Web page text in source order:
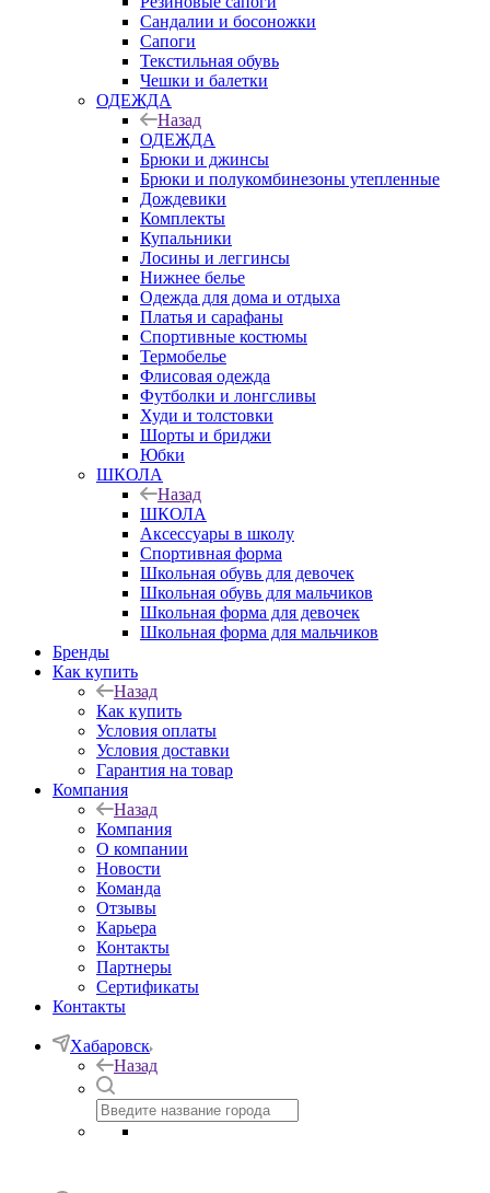
Сандалии и босоножки
Сапоги
Текстильная обувь
Чешки и балетки
ОДЕЖДА
Назад
ОДЕЖДА
Брюки и джинсы
Брюки и полукомбинезоны утепленные
Дождевики
Комплекты
Купальники
Лосины и леггинсы
Нижнее белье
Одежда для дома и отдыха
Платья и сарафаны
Спортивные костюмы
Термобелье
Флисовая одежда
Футболки и лонгсливы
Худи и толстовки
Шорты и бриджи
Юбки
ШКОЛА
Назад
ШКОЛА
Аксессуары в школу
Спортивная форма
Школьная обувь для девочек
Школьная обувь для мальчиков
Школьная форма для девочек
Школьная форма для мальчиков
Бренды
Как купить
Назад
Как купить
Условия оплаты
Условия доставки
Гарантия на товар
Компания
Назад
Компания
О компании
Новости
Команда
Отзывы
Карьера
Контакты
Партнеры
Сертификаты
Контакты
Хабаровск
Назад